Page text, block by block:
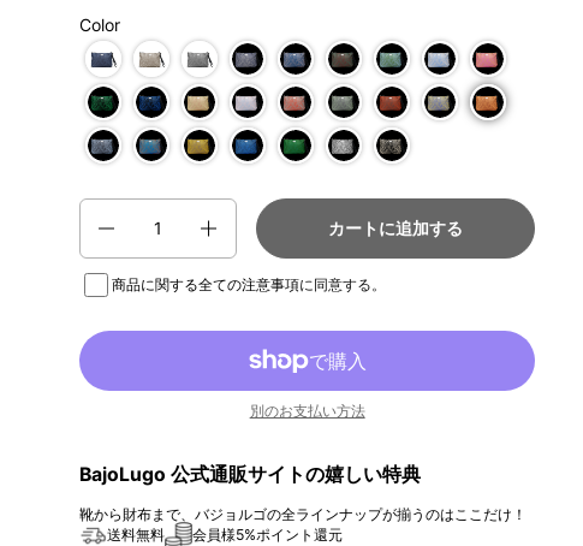
Color
カートに追加する
商品に関する全ての注意事項に同意する。
別のお支払い方法
BajoLugo 公式通販サイトの嬉しい特典
靴から財布まで、バジョルゴの全ラインナップが揃うのはここだけ！
送料無料
会員様5%ポイント還元